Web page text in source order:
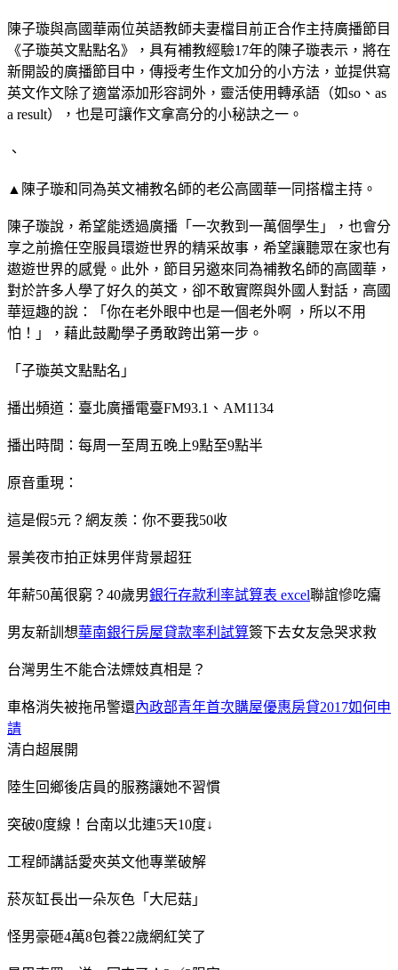
陳子璇與高國華兩位英語教師夫妻檔目前正合作主持廣播節目
《子璇英文點點名》，具有補教經驗17年的陳子璇表示，將在
新開設的廣播節目中，傳授考生作文加分的小方法，並提供寫
英文作文除了適當添加形容詞外，靈活使用轉承語（如so、as
a result），也是可讓作文拿高分的小秘訣之一。
、
▲陳子璇和同為英文補教名師的老公高國華一同搭檔主持。
陳子璇說，希望能透過廣播「一次教到一萬個學生」，也會分
享之前擔任空服員環遊世界的精采故事，希望讓聽眾在家也有
遨遊世界的感覺。此外，節目另邀來同為補教名師的高國華，
對於許多人學了好久的英文，卻不敢實際與外國人對話，高國
華逗趣的說：「你在老外眼中也是一個老外啊 ，所以不用
怕！」，藉此鼓勵學子勇敢跨出第一步。
「子璇英文點點名」
播出頻道：臺北廣播電臺FM93.1、AM1134
播出時間：每周一至周五晚上9點至9點半
原音重現：
這是假5元？網友羨：你不要我50收
景美夜市拍正妹男伴背景超狂
年薪50萬很窮？40歲男銀行存款利率試算表 excel聯誼慘吃癟
男友新訓想華南銀行房屋貸款率利試算簽下去女友急哭求救
台灣男生不能合法嫖妓真相是？
車格消失被拖吊警還內政部青年首次購屋優惠房貸2017如何申
請
清白超展開
陸生回鄉後店員的服務讓她不習慣
突破0度線！台南以北連5天10度↓
工程師講話愛夾英文他專業破解
菸灰缸長出一朵灰色「大尼菇」
怪男豪砸4萬8包養22歲網紅笑了